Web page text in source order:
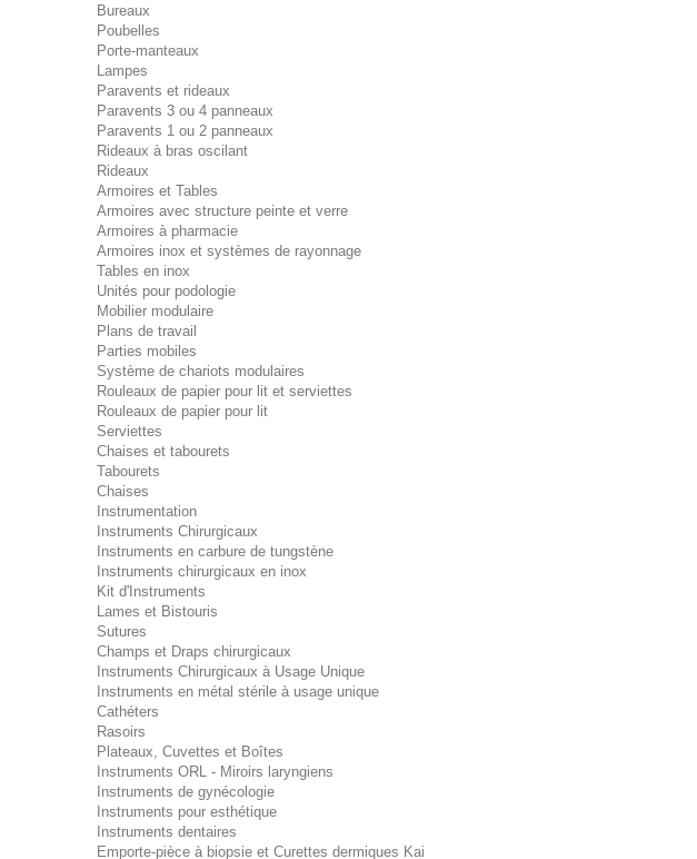
Bureaux
Poubelles
Porte-manteaux
Lampes
Paravents et rideaux
Paravents 3 ou 4 panneaux
Paravents 1 ou 2 panneaux
Rideaux à bras oscilant
Rideaux
Armoires et Tables
Armoires avec structure peinte et verre
Armoires à pharmacie
Armoires inox et systèmes de rayonnage
Tables en inox
Unités pour podologie
Mobilier modulaire
Plans de travail
Parties mobiles
Système de chariots modulaires
Rouleaux de papier pour lit et serviettes
Rouleaux de papier pour lit
Serviettes
Chaises et tabourets
Tabourets
Chaises
Instrumentation
Instruments Chirurgicaux
Instruments en carbure de tungstène
Instruments chirurgicaux en inox
Kit d'Instruments
Lames et Bistouris
Sutures
Champs et Draps chirurgicaux
Instruments Chirurgicaux à Usage Unique
Instruments en métal stérile à usage unique
Cathéters
Rasoirs
Plateaux, Cuvettes et Boîtes
Instruments ORL - Miroirs laryngiens
Instruments de gynécologie
Instruments pour esthétique
Instruments dentaires
Emporte-pièce à biopsie et Curettes dermiques Kai